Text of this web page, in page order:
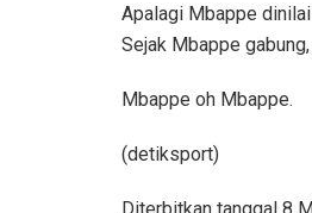
Apalagi Mbappe
Sejak Mbappe
Mbappe oh Mbappe.
(detiksport)